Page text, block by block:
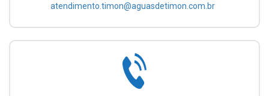
atendimento.timon@aguasdetimon.com.br